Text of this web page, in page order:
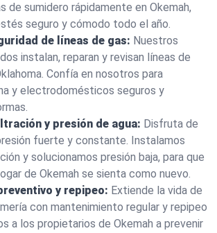
de sumidero rápidamente en Okemah,
seguro y cómodo todo el año.
de líneas de gas: Nuestros
instalan, reparan y revisan líneas de
Confía en nosotros para
y electrodomésticos seguros y
y presión de agua: Disfruta de
fuerte y constante. Instalamos
y solucionamos presión baja, para que
de Okemah se sienta como nuevo.
y repipeo: Extiende la vida de
con mantenimiento regular y repipeo
a los propietarios de Okemah a prevenir